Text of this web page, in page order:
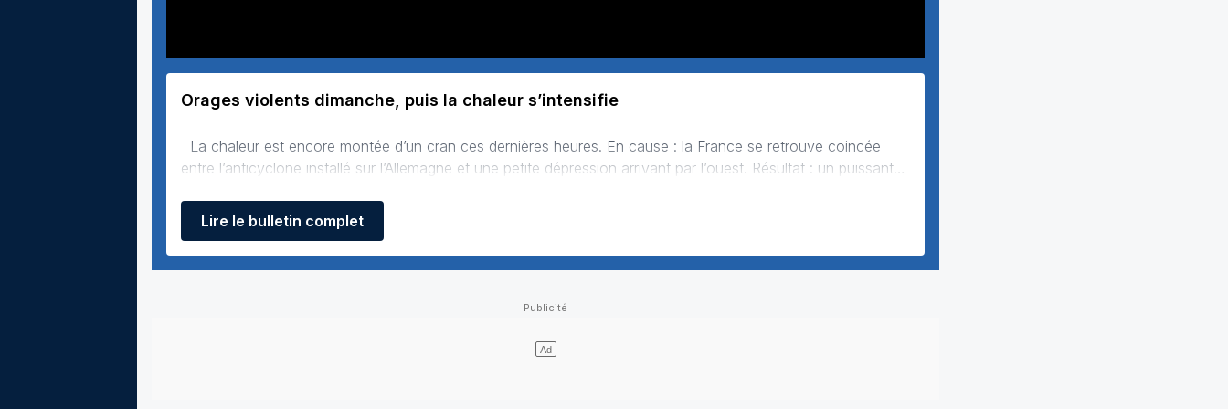
Orages violents dimanche, puis la chaleur s’intensifie
entre l’anticyclone installé sur l’Allemagne et une petite dépression arrivant par l’ouest. Résultat : un puissant
Lire le bulletin complet